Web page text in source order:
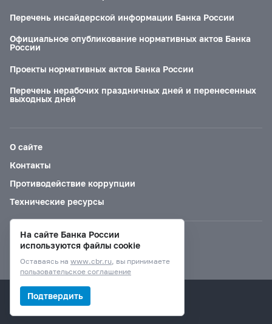
Перечень инсайдерской информации Банка России
Официальное опубликование нормативных актов Банка
России
Проекты нормативных актов Банка России
Перечень нерабочих праздничных дней и перенесенных
выходных дней
О сайте
Контакты
Противодействие коррупции
Технические ресурсы
Версия для слабовидящих
© Банк России, 2000–2026.
На сайте Банка России
используются файлы cookie
Оставаясь на www.cbr.ru, вы принимаете
пользовательское соглашение
Подтвердить